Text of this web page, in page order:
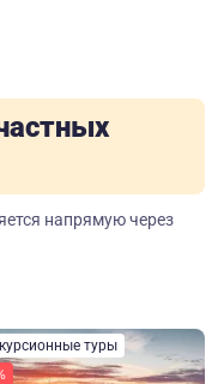
напрямую через
туры